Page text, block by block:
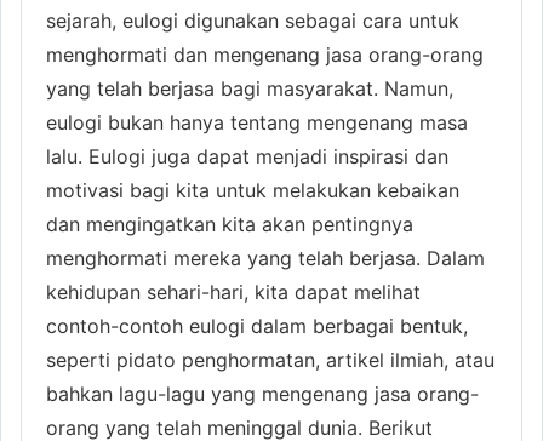
sejarah, eulogi digunakan sebagai cara untuk
menghormati dan mengenang jasa orang-orang
yang telah berjasa bagi masyarakat. Namun,
eulogi bukan hanya tentang mengenang masa
lalu. Eulogi juga dapat menjadi inspirasi dan
motivasi bagi kita untuk melakukan kebaikan
dan mengingatkan kita akan pentingnya
menghormati mereka yang telah berjasa. Dalam
kehidupan sehari-hari, kita dapat melihat
contoh-contoh eulogi dalam berbagai bentuk,
seperti pidato penghormatan, artikel ilmiah, atau
bahkan lagu-lagu yang mengenang jasa orang-
orang yang telah meninggal dunia. Berikut